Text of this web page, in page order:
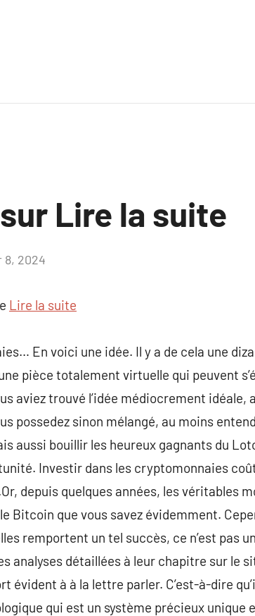
Lire la suite
2024
Lire la suite
En voici une idée. Il y a de cela une
pièce totalement virtuelle qui peuvent
aviez trouvé l’idée médiocrement idéale,
possedez sinon mélangé, au moins
aussi bouillir les heureux gagnants du
Investir dans les cryptomonnaies
depuis quelques années, les véritables
Bitcoin que vous savez évidemment.
remportent un tel succès, ce n’est pas
analyses détaillées à leur chapitre sur le
évident à à la lettre parler. C’est-à-dire
qui est un système précieux unique